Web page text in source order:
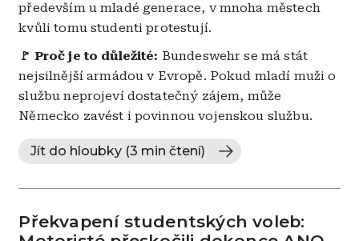
především u mladé generace, v mnoha městech
kvůli tomu studenti protestují.
🚩 Proč je to důležité: Bundeswehr se má stát
nejsilnější armádou v Evropě. Pokud mladí muži o
službu neprojeví dostatečný zájem, může
Německo zavést i povinnou vojenskou službu.
Jít do hloubky (3 min čtení)
Překvapení studentských voleb: